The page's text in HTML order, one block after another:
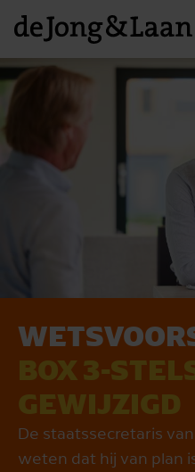
BOX 3-
GEWIJZIGD
De staatssecretaris
weten dat hij van plan